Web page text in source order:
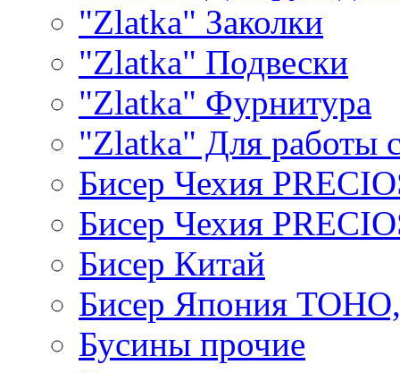
"Zlatka" Заколки
"Zlatka" Подвески
"Zlatka" Фурнитура
"Zlatka" Для работы
Бисер Чехия
Бисер Чехия
Бисер Китай
Бисер Япония
Бусины прочие